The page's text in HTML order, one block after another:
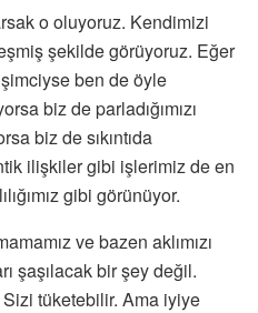
o oluyoruz. Kendimizi
şekilde görüyoruz. Eğer
ben de öyle
biz de parladığımızı
biz de sıkıntıda
ilişkiler gibi işlerimiz de en
gibi görünüyor.
ve bazen aklımızı
şaşılacak bir şey değil.
tüketebilir. Ama iyiye